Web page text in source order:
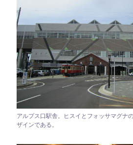
アルプス口駅舎。ヒスイとフォッサマグナ
ザインである。